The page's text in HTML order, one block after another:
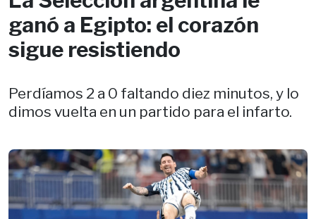
ganó a Egipto: el corazón
sigue resistiendo
Perdíamos 2 a 0 faltando diez minutos, y lo
dimos vuelta en un partido para el infarto.